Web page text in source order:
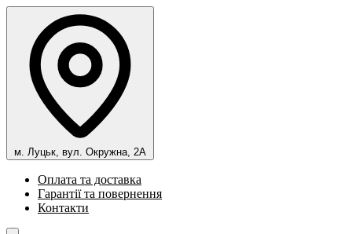
м. Луцьк, вул. Окружна, 2А
Оплата та доставка
Гарантії та повернення
Контакти